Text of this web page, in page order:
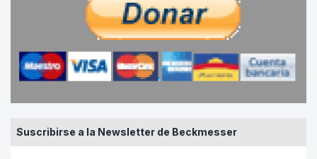
Suscribirse a la Newsletter de Beckmesser